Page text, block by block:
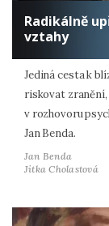
Radikálně
vztahy
Jediná cesta k
riskovat
v rozhovoru
Jan Benda.
Jan Benda
Jitka Cholastová